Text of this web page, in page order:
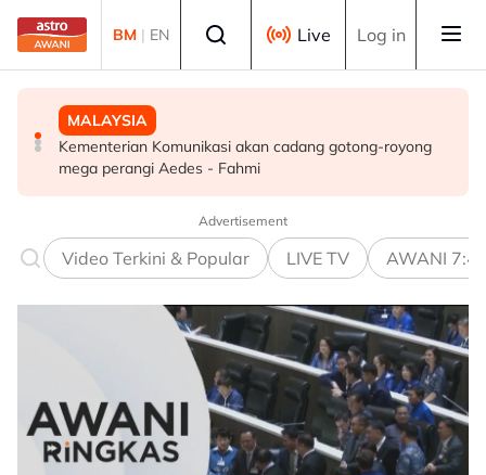
Skip to main content
BM | EN Live Log in
MALAYSIA
Kementerian Komunikasi akan cadang gotong-royong
mega perangi Aedes - Fahmi
POLITIK
IDEAS, Bersih gesa kerajaan henti guna Peruntukan
Pembangunan Kawasan yang didakwa sebagai alat
MALAYSIA
PM Anwar lawat Fadillah dan Ismail Sabri di IJN
Advertisement
Video Terkini & Popular LIVE TV AWANI